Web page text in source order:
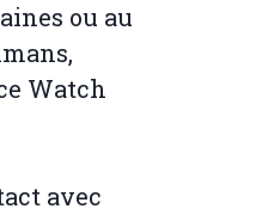
ou au
Watch
avec